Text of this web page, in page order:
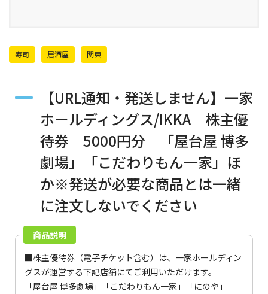
寿司 居酒屋 関東
【URL通知・発送しません】一家
ホールディングス/IKKA 株主優
待券 5000円分 「屋台屋 博多
劇場」「こだわりもん一家」ほ
か※発送が必要な商品とは一緒
に注文しないでください
商品説明
■株主優待券（電子チケット含む）は、一家ホールディン
グスが運営する下記店舗にてご利用いただけます。
「屋台屋 博多劇場」「こだわりもん一家」「にのや」